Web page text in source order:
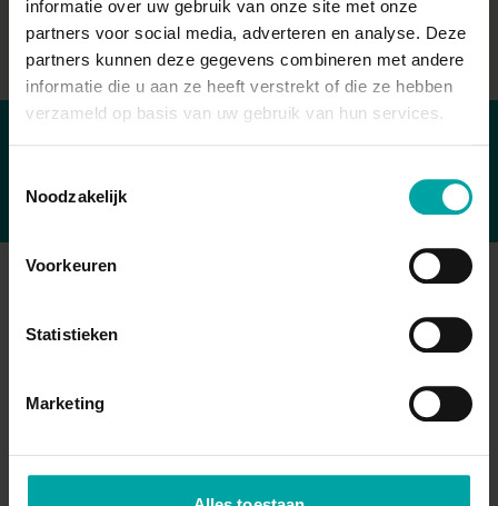
informatie over uw gebruik van onze site met onze
partners voor social media, adverteren en analyse. Deze
partners kunnen deze gegevens combineren met andere
informatie die u aan ze heeft verstrekt of die ze hebben
verzameld op basis van uw gebruik van hun services.
Noodzakelijk
Voorkeuren
Statistieken
Marketing
Brand
Ergonomie
Mobiliteit